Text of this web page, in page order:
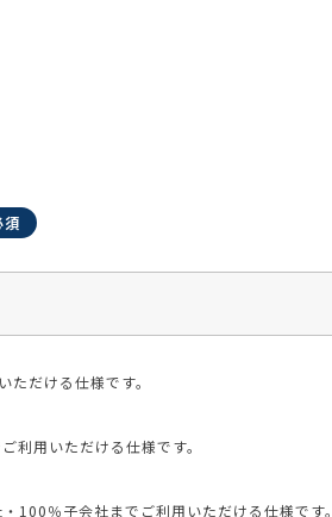
5358（代表）
だける仕様です。
利用いただける仕様です。
100％子会社までご利用いただける仕様です。